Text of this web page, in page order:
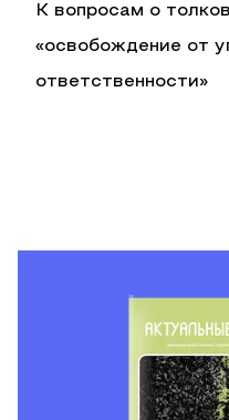
К вопросам о
«освобождение от
ответственности»